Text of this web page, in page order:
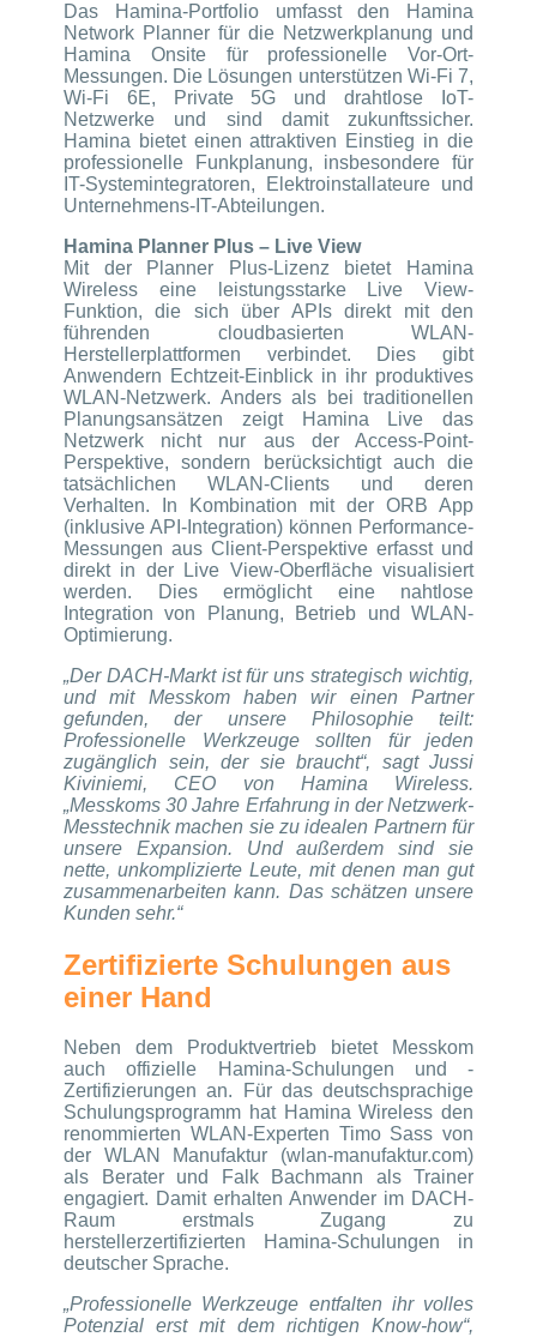
Das Hamina-Portfolio umfasst den Hamina
Network Planner für die Netzwerkplanung und
Hamina Onsite für professionelle Vor-Ort-
Messungen. Die Lösungen unterstützen Wi-Fi 7,
Wi-Fi 6E, Private 5G und drahtlose IoT-
Netzwerke und sind damit zukunftssicher.
Hamina bietet einen attraktiven Einstieg in die
professionelle Funkplanung, insbesondere für
IT-Systemintegratoren, Elektroinstallateure und
Unternehmens-IT-Abteilungen.
Hamina Planner Plus – Live View
Mit der Planner Plus-Lizenz bietet Hamina
Wireless eine leistungsstarke Live View-
Funktion, die sich über APIs direkt mit den
führenden cloudbasierten WLAN-
Herstellerplattformen verbindet. Dies gibt
Anwendern Echtzeit-Einblick in ihr produktives
WLAN-Netzwerk. Anders als bei traditionellen
Planungsansätzen zeigt Hamina Live das
Netzwerk nicht nur aus der Access-Point-
Perspektive, sondern berücksichtigt auch die
tatsächlichen WLAN-Clients und deren
Verhalten. In Kombination mit der ORB App
(inklusive API-Integration) können Performance-
Messungen aus Client-Perspektive erfasst und
direkt in der Live View-Oberfläche visualisiert
werden. Dies ermöglicht eine nahtlose
Integration von Planung, Betrieb und WLAN-
Optimierung.
„Der DACH-Markt ist für uns strategisch wichtig,
und mit Messkom haben wir einen Partner
gefunden, der unsere Philosophie teilt:
Professionelle Werkzeuge sollten für jeden
zugänglich sein, der sie braucht“, sagt Jussi
Kiviniemi, CEO von Hamina Wireless.
„Messkoms 30 Jahre Erfahrung in der Netzwerk-
Messtechnik machen sie zu idealen Partnern für
unsere Expansion. Und außerdem sind sie
nette, unkomplizierte Leute, mit denen man gut
zusammenarbeiten kann. Das schätzen unsere
Kunden sehr.“
Zertifizierte Schulungen aus
einer Hand
Neben dem Produktvertrieb bietet Messkom
auch offizielle Hamina-Schulungen und -
Zertifizierungen an. Für das deutschsprachige
Schulungsprogramm hat Hamina Wireless den
renommierten WLAN-Experten Timo Sass von
der WLAN Manufaktur (wlan-manufaktur.com)
als Berater und Falk Bachmann als Trainer
engagiert. Damit erhalten Anwender im DACH-
Raum erstmals Zugang zu
herstellerzertifizierten Hamina-Schulungen in
deutscher Sprache.
„Professionelle Werkzeuge entfalten ihr volles
Potenzial erst mit dem richtigen Know-how“,